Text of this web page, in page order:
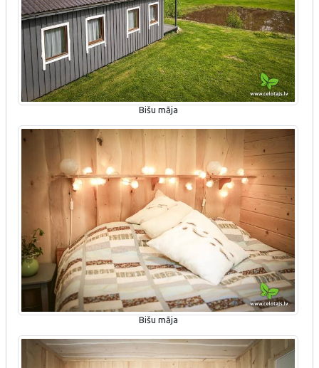
Bišu māja
Bišu māja